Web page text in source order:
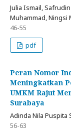
Julia Ismail,
Muhammad, Ningsi
46-55
pdf
Peran Nomor
Meningkatkan
UMKM Rajut
Surabaya
Adinda Nila Puspita
56-63